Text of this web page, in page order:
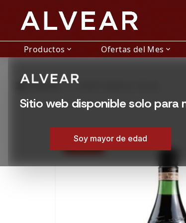
Productos expand_more Ofertas del Mes expand_more
Sitio web disponible solo para
Soy mayor de edad
grid_view Productos FERNET BRANCA 750 ML
15% OFF